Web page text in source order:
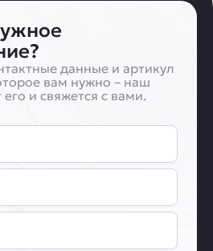
данные и артикул
вам нужно – наш
и свяжется с вами.